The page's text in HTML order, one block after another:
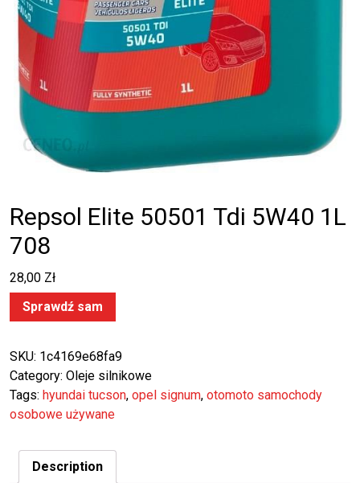
Repsol Elite 50501 Tdi 5W40 1L
708
28,00 Zł
Sprawdź sam
SKU: 1c4169e68fa9
Category: Oleje silnikowe
Tags: hyundai tucson, opel signum, otomoto samochody
osobowe używane
Description